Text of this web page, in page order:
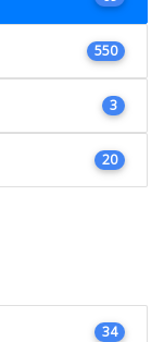
550
3
20
34